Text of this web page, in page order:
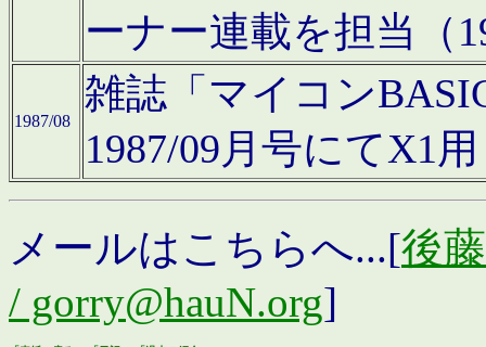
ーナー連載を担当（
1987/08
雑誌「マイコン
1987/09月号にてX1
メールはこちらへ...[後
/ gorry@hauN.org]